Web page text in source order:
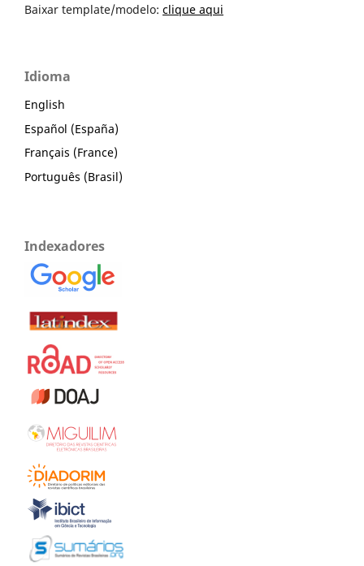
Baixar template/modelo: clique aqui
Idioma
English
Español (España)
Français (France)
Português (Brasil)
Indexadores